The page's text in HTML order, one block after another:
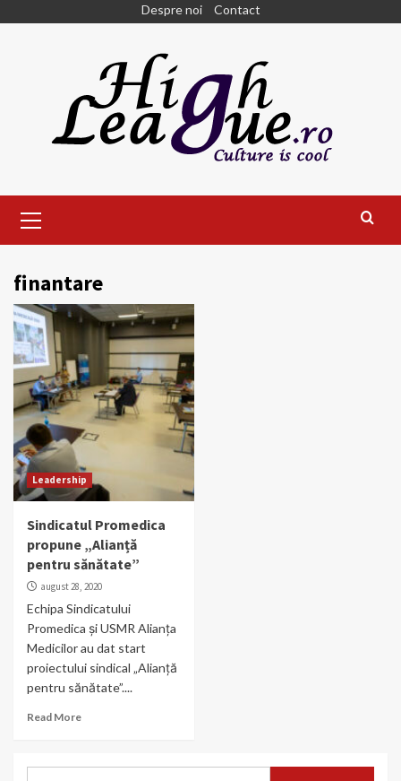
Despre noi Contact
Menu
finantare
Leadership
Sindicatul Promedica
propune „Alianță
pentru sănătate”
august 28, 2020
Echipa Sindicatului
Promedica și USMR Alianța
Medicilor au dat start
proiectului sindical „Alianță
pentru sănătate”....
Read More